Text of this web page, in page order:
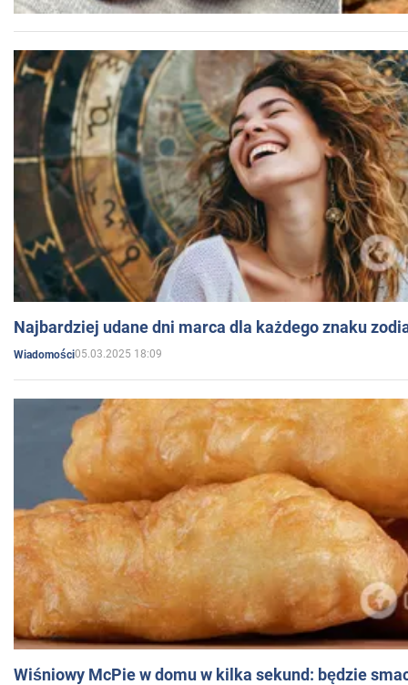
Najbardziej udane dni marca dla każdego znaku
Wiadomości05.03.2025 18:09
Wiśniowy McPie w domu w kilka sekund: będzie